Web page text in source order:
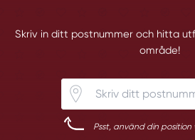
Skriv in ditt postnummer och hitta
område!
Psst, använd din position